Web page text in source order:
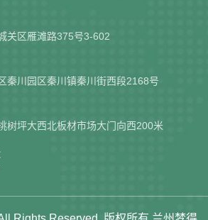
关区雁滩路375号3-602
秦川园区秦川镇秦川街西段2168号
树坪大西北板材市场大门向西200米